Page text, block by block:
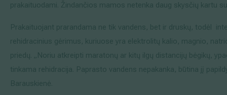
prakaituodami. Žindančios mamos netenka daug skysčių kartu
Prakaituojant prarandama ne tik vandens, bet ir druskų, todėl
rehidracinius gėrimus, kuriuose yra elektrolitų kalio, magnio,
priedų. „Noriu atkreipti maratonų ar kitų ilgų distancijų bėgikų,
tinkama rehidracija. Paprasto vandens nepakanka, būtina jį
Barauskienė.